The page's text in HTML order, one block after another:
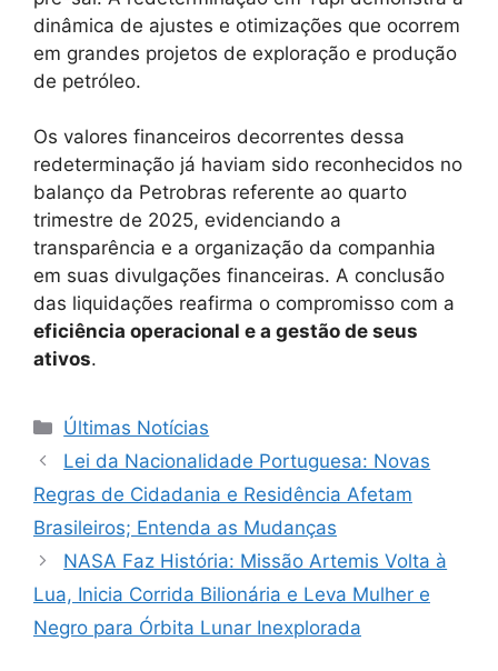
dinâmica de ajustes e otimizações que ocorrem
em grandes projetos de exploração e produção
de petróleo.
Os valores financeiros decorrentes dessa
redeterminação já haviam sido reconhecidos no
balanço da Petrobras referente ao quarto
trimestre de 2025, evidenciando a
transparência e a organização da companhia
em suas divulgações financeiras. A conclusão
das liquidações reafirma o compromisso com a
eficiência operacional e a gestão de seus
ativos.
Categorias
Últimas Notícias
Lei da Nacionalidade Portuguesa: Novas
Regras de Cidadania e Residência Afetam
Brasileiros; Entenda as Mudanças
NASA Faz História: Missão Artemis Volta à
Lua, Inicia Corrida Bilionária e Leva Mulher e
Negro para Órbita Lunar Inexplorada